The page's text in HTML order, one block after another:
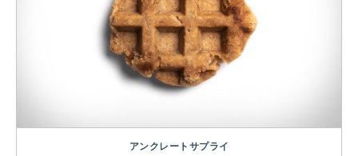
アンクレートサプライ